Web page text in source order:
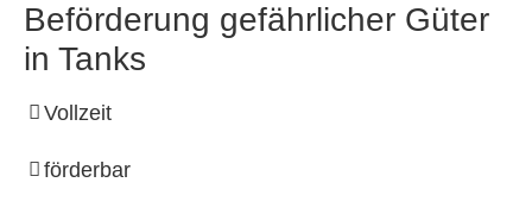
Beförderung gefährlicher Güter
in Tanks
Vollzeit
förderbar